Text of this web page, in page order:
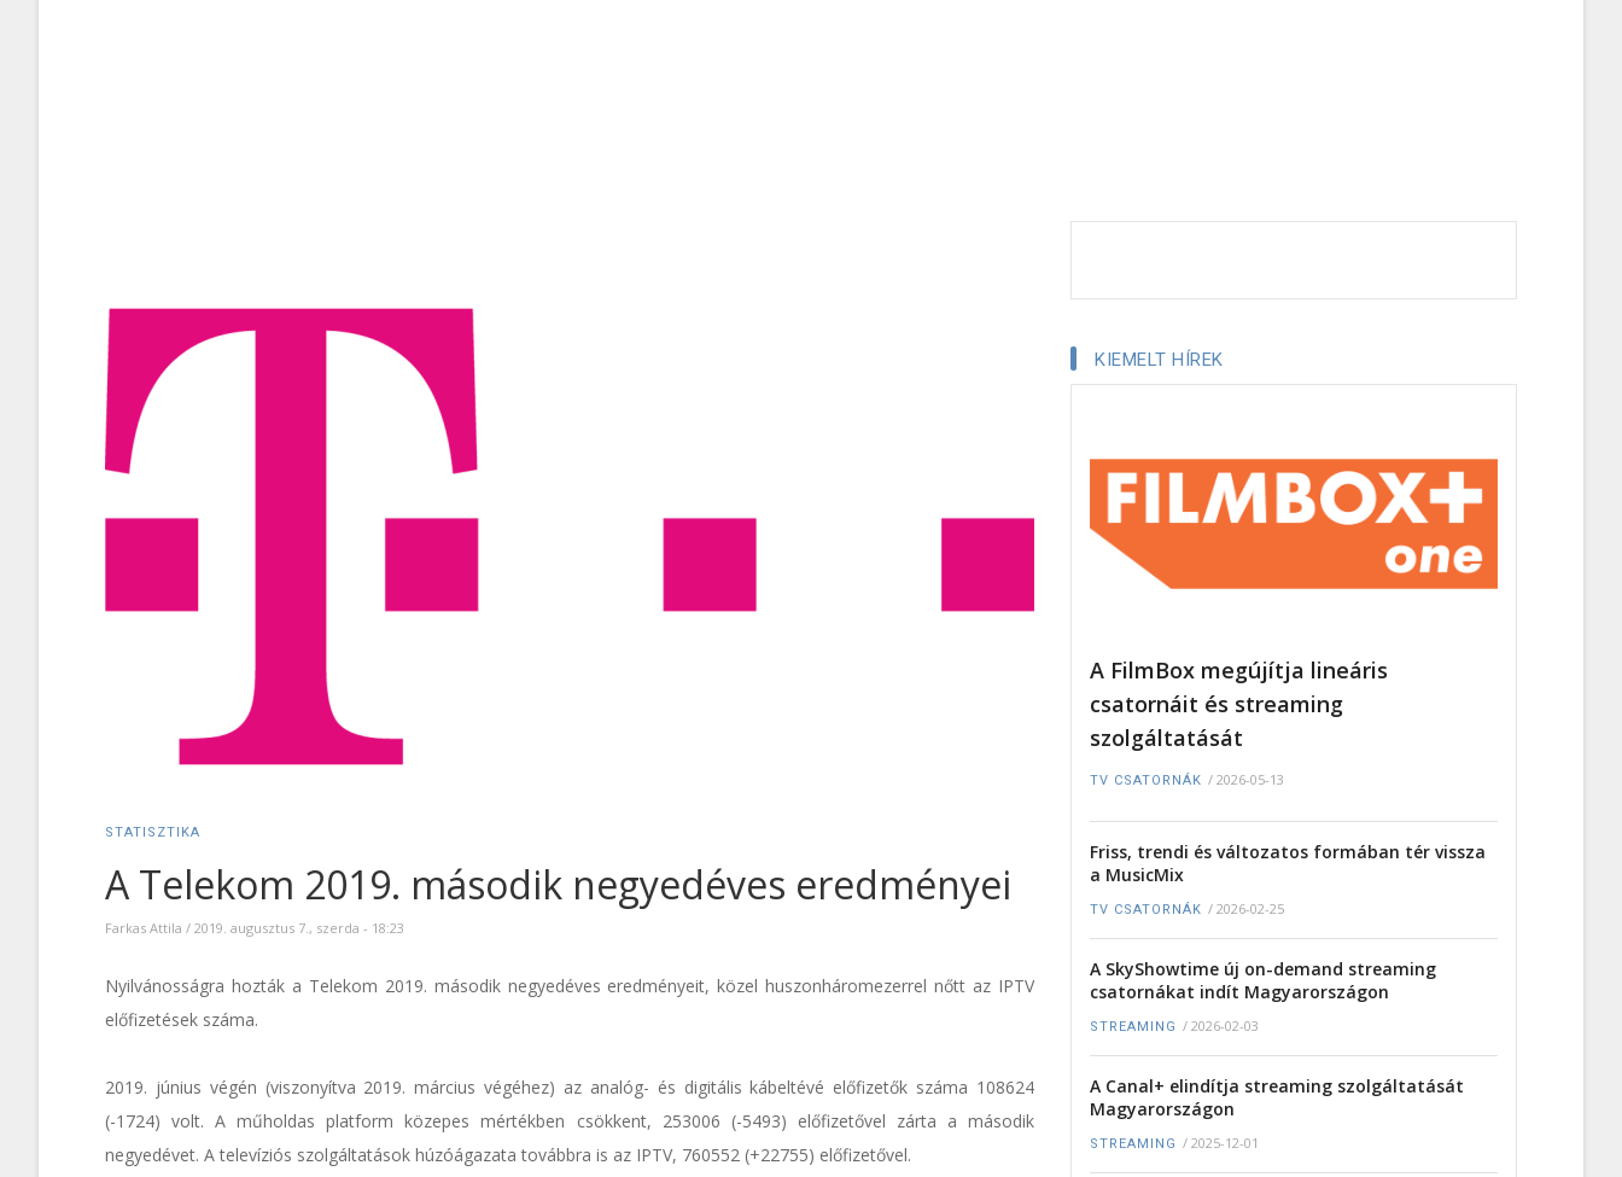
STATISZTIKA
A Telekom 2019. második negyedéves eredményei
Farkas Attila / 2019. augusztus 7., szerda - 18:23
Nyilvánosságra hozták a Telekom 2019. második negyedéves eredményeit, közel huszonháromezerrel nőtt az IPTV
előfizetések száma.
2019. június végén (viszonyítva 2019. március végéhez) az analóg- és digitális kábeltévé előfizetők száma 108624
(-1724) volt. A műholdas platform közepes mértékben csökkent, 253006 (-5493) előfizetővel zárta a második
negyedévet. A televíziós szolgáltatások húzóágazata továbbra is az IPTV, 760552 (+22755) előfizetővel.
KIEMELT HÍREK
A FilmBox megújítja lineáris
csatornáit és streaming
szolgáltatását
TV CSATORNÁK / 2026-05-13
Friss, trendi és változatos formában tér vissza
a MusicMix
TV CSATORNÁK / 2026-02-25
A SkyShowtime új on-demand streaming
csatornákat indít Magyarországon
STREAMING / 2026-02-03
A Canal+ elindítja streaming szolgáltatását
Magyarországon
STREAMING / 2025-12-01